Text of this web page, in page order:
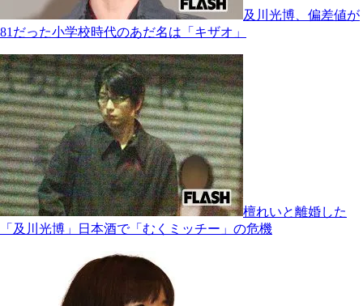
及川光博、偏差値が
81だった小学校時代のあだ名は「キザオ」
檀れいと離婚した
「及川光博」日本酒で「むくミッチー」の危機